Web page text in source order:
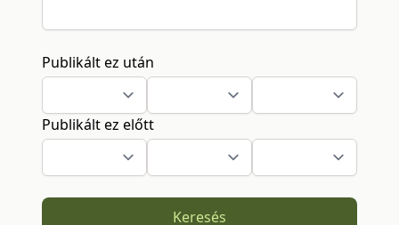
Publikált ez után
Publikált ez előtt
Keresés